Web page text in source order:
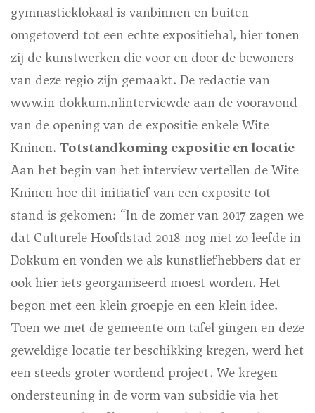
gymnastieklokaal is vanbinnen en buiten
omgetoverd tot een echte expositiehal, hier tonen
zij de kunstwerken die voor en door de bewoners
van deze regio zijn gemaakt. De redactie van
www.in-dokkum.nlinterviewde aan de vooravond
van de opening van de expositie enkele Wite
Kninen. Totstandkoming expositie en locatie
Aan het begin van het interview vertellen de Wite
Kninen hoe dit initiatief van een exposite tot
stand is gekomen: “In de zomer van 2017 zagen we
dat Culturele Hoofdstad 2018 nog niet zo leefde in
Dokkum en vonden we als kunstliefhebbers dat er
ook hier iets georganiseerd moest worden. Het
begon met een klein groepje en een klein idee.
Toen we met de gemeente om tafel gingen en deze
geweldige locatie ter beschikking kregen, werd het
een steeds groter wordend project. We kregen
ondersteuning in de vorm van subsidie via het